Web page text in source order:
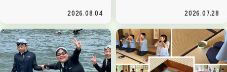
2026.08.04
2026.07.28